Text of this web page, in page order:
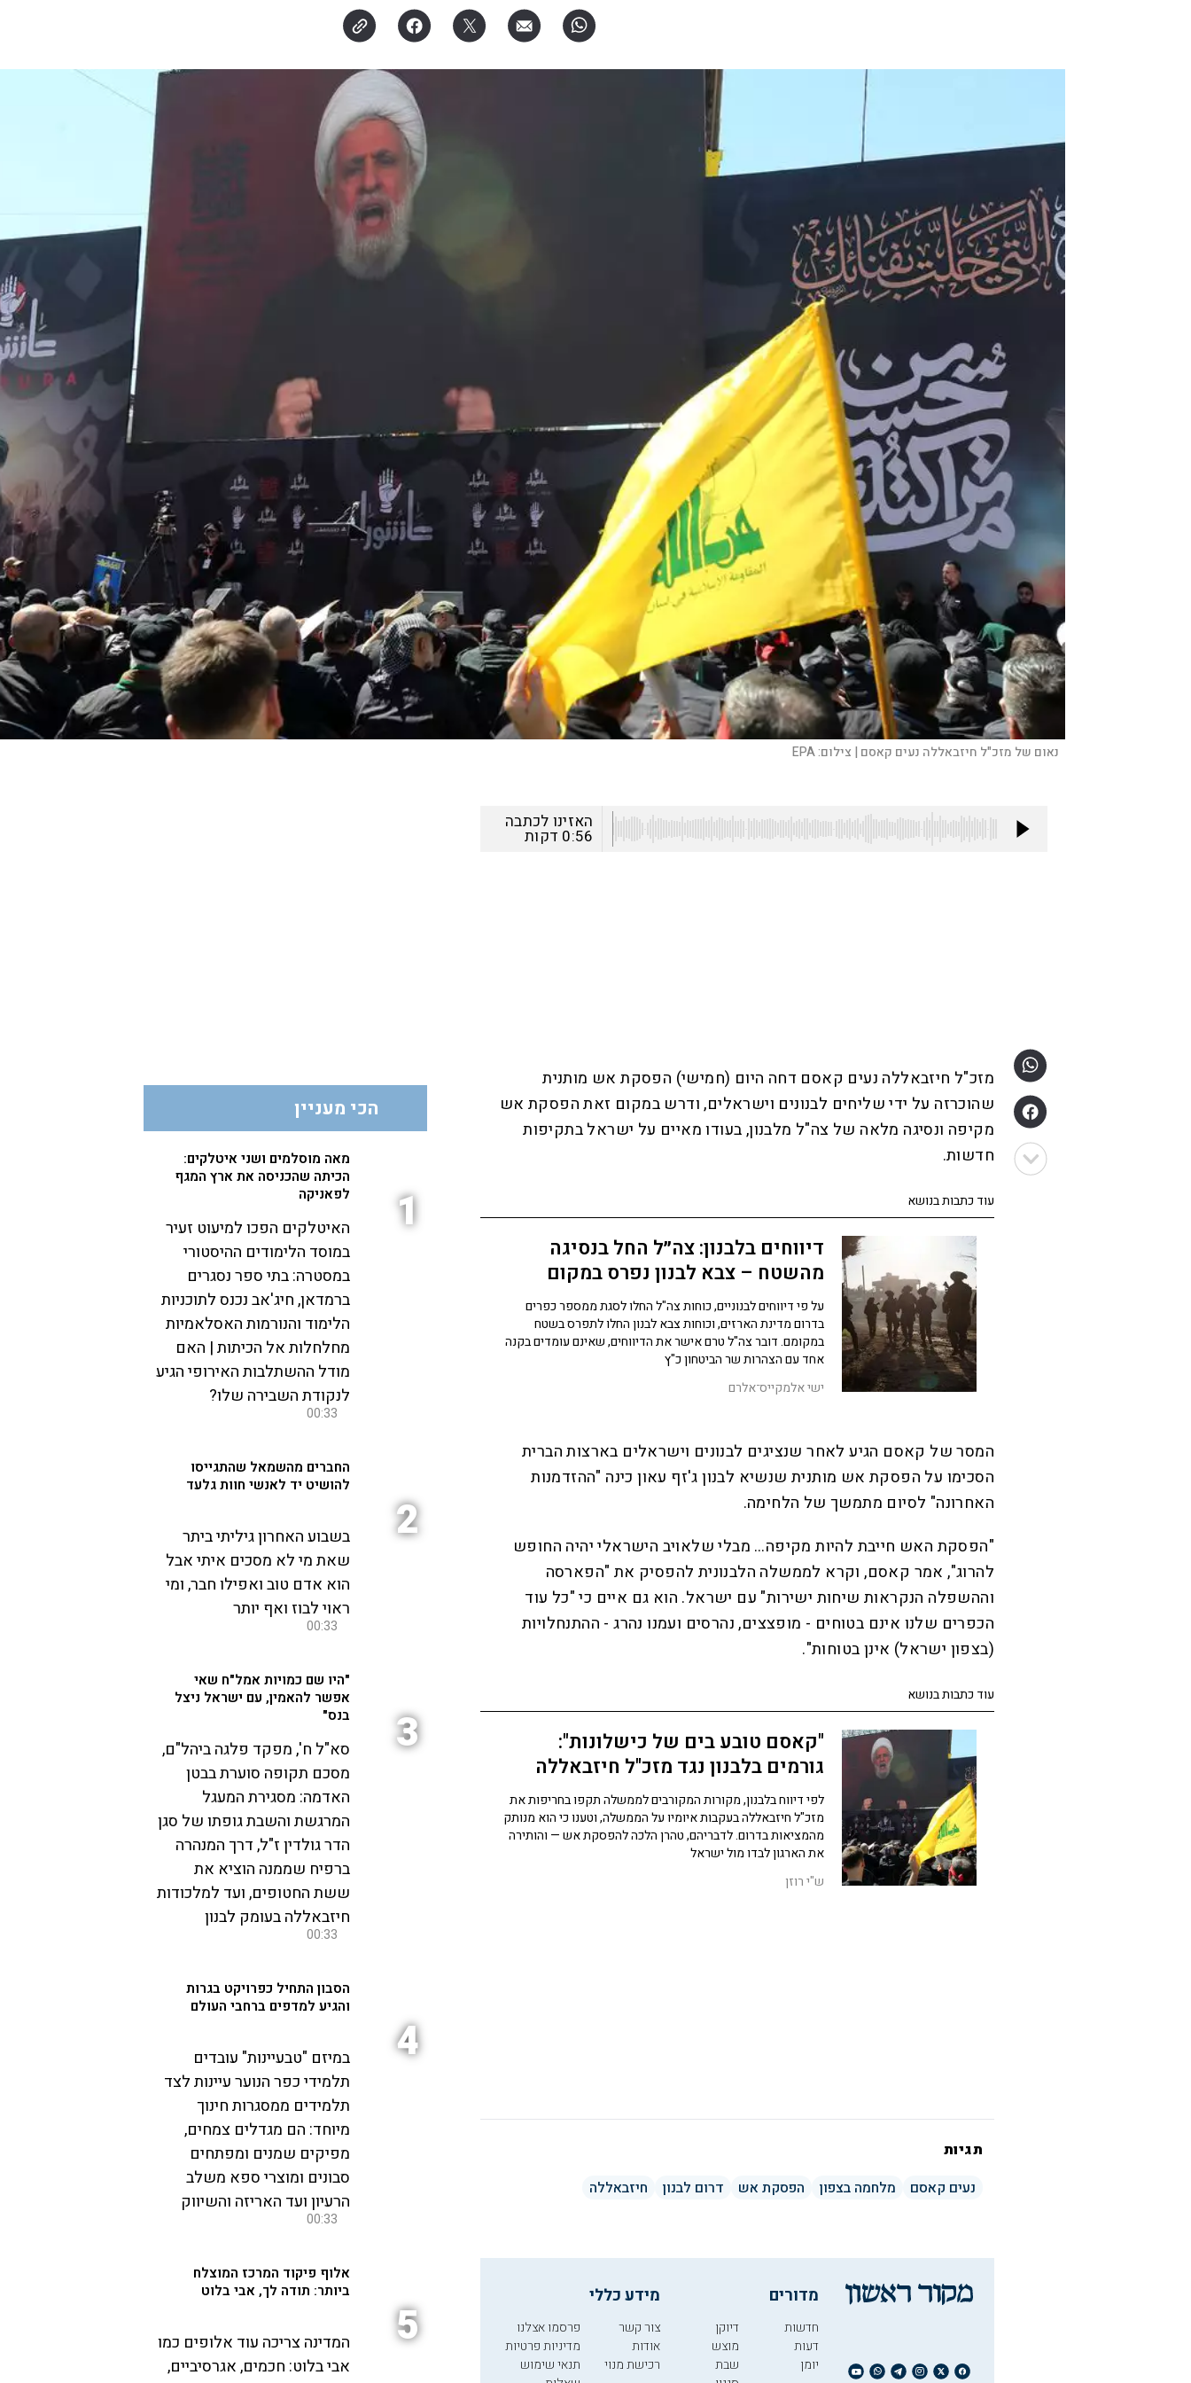
נאום של מזכ"ל חיזבאללה נעים קאסם | צילום:EPA
האזינו לכתבה
0:56 דקות
מזכ"ל חיזבאללה נעים קאסם דחה היום (חמישי) הפסקת אש מותנית
שהוכרזה על ידי שליחים לבנונים וישראלים, ודרש במקום זאת הפסקת אש
מקיפה ונסיגה מלאה של צה"ל מלבנון, בעודו מאיים על ישראל בתקיפות
חדשות.
עוד כתבות בנושא
דיווחים בלבנון: צה״ל החל בנסיגה
מהשטח – צבא לבנון נפרס במקום
על פי דיווחים לבנוניים, כוחות צה"ל החלו לסגת ממספר כפרים
בדרום מדינת הארזים, וכוחות צבא לבנון החלו לתפרס בשטח
במקומם. דובר צה"ל טרם אישר את הדיווחים, שאינם עומדים בקנה
אחד עם הצהרות שר הביטחון כ"ץ
ישי אלמקייס־אלרם
המסר של קאסם הגיע לאחר שנציגים לבנונים וישראלים בארצות הברית
הסכימו על הפסקת אש מותנית שנשיא לבנון ג'זף עאון כינה "ההזדמנות
האחרונה" לסיום מתמשך של הלחימה.
"הפסקת האש חייבת להיות מקיפה… מבלי שלאויב הישראלי יהיה החופש
להרוג", אמר קאסם, וקרא לממשלה הלבנונית להפסיק את "הפארסה
וההשפלה הנקראות שיחות ישירות" עם ישראל. הוא גם איים כי "כל עוד
הכפרים שלנו אינם בטוחים - מופצצים, נהרסים ועמנו נהרג - ההתנחלויות
(בצפון ישראל) אינן בטוחות".
עוד כתבות בנושא
"קאסם טובע בים של כישלונות":
גורמים בלבנון נגד מזכ"ל חיזבאללה
לפי דיווח בלבנון, מקורות המקורבים לממשלה תקפו בחריפות את
מזכ"ל חיזבאללה בעקבות איומיו על הממשלה, וטענו כי הוא מנותק
מהמציאות בדרום. לדבריהם, טהרן הלכה להפסקת אש — והותירה
את הארגון לבדו מול ישראל
ש"י רוזן
תגיות
נעים קאסם
מלחמה בצפון הפסקת אש דרום לבנון חיזבאללה
מדורים
חדשות
דעות
יומן
דיוקן
מוצש
שבת
מידע כללי
צור קשר
אודות
רכישת מנוי
פרסמו אצלנו
מדיניות פרטיות
תנאי שימוש
הכי מעניין
1
מאה מוסלמים ושני איטלקים:
הכיתה שהכניסה את ארץ המגף
לפאניקה
האיטלקים הפכו למיעוט זעיר
במוסד הלימודים ההיסטורי
במסטרה: בתי ספר נסגרים
ברמדאן, חיג'אב נכנס לתוכניות
הלימוד והנורמות האסלאמיות
מחלחלות אל הכיתות | האם
מודל ההשתלבות האירופי הגיע
לנקודת השבירה שלו?
00:33
2
החברים מהשמאל שהתגייסו
להושיט יד לאנשי חוות גלעד
בשבוע האחרון גיליתי ביתר
שאת מי לא מסכים איתי אבל
הוא אדם טוב ואפילו חבר, ומי
ראוי לבוז ואף יותר
00:33
3
"היו שם כמויות אמל"ח שאי
אפשר להאמין, עם ישראל ניצל
בנס"
סא"ל ח', מפקד פלגה ביהל"ם,
מסכם תקופה סוערת בבטן
האדמה: מסגירת המעגל
המרגשת והשבת גופתו של סגן
הדר גולדין ז"ל, דרך המנהרה
ברפיח שממנה הוציא את
ששת החטופים, ועד למלכודות
חיזבאללה בעומק לבנון
00:33
4
הסבון התחיל כפרויקט בגרות
והגיע למדפים ברחבי העולם
במיזם "טבעיינות" עובדים
תלמידי כפר הנוער עיינות לצד
תלמידים ממסגרות חינוך
מיוחד: הם מגדלים צמחים,
מפיקים שמנים ומפתחים
סבונים ומוצרי ספא משלב
הרעיון ועד האריזה והשיווק
00:33
5
אלוף פיקוד המרכז המוצלח
ביותר: תודה לך, אבי בלוט
המדינה צריכה עוד אלופים כמו
אבי בלוט: חכמים, אגרסיביים,